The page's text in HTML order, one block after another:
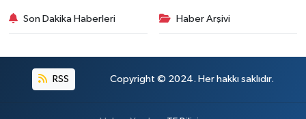
Son Dakika Haberleri Haber Arşivi
RSS Copyright © 2024. Her hakkı saklıdır.